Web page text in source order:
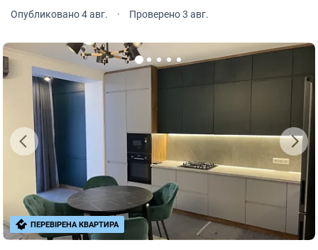
дизайнерский ремонт. С большим балконом. Теплый
Опубликовано 4 авг. · Проверено 3 авг.
ПЕРЕВІРЕНА КВАРТИРА